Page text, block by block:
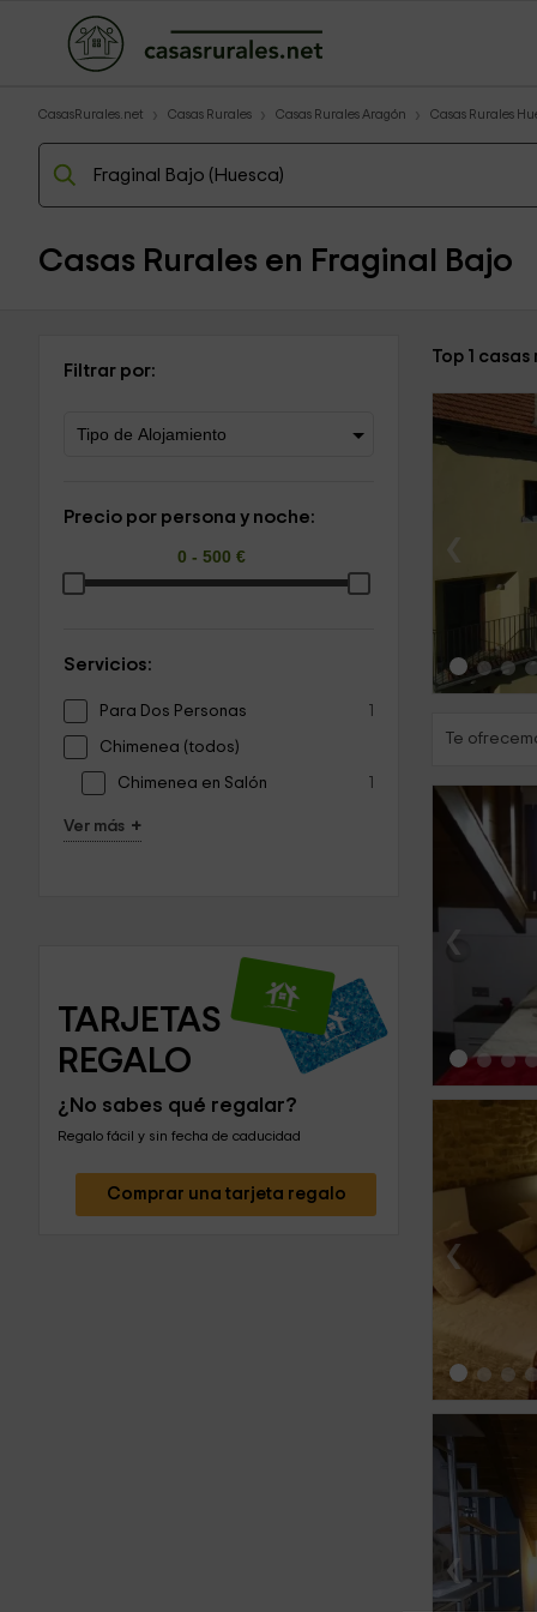
CasasRurales.net Casas Rurales Casas Rurales Aragón Casas Rurales
Casas Rurales en Fraginal Bajo
Filtrar por:
Precio por persona y noche:
Servicios:
Para Dos Personas 1
Chimenea (todos)
Chimenea en Salón 1
Ver más +
TARJETAS
REGALO
¿No sabes qué regalar?
Regalo fácil y sin fecha de caducidad
Comprar una tarjeta regalo
Top 1
Te
‹
‹
‹